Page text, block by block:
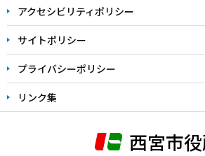
アクセシビリティポリシー
サイトポリシー
プライバシーポリシー
リンク集
西宮市